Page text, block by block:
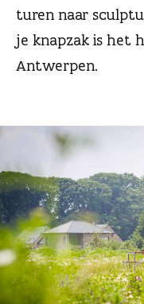
turen naar
je knapzak is het
Antwerpen.